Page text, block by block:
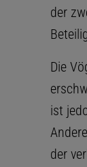
der
Die
ist
der